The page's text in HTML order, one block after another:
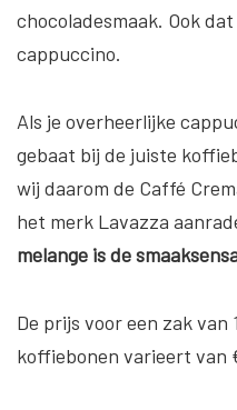
chocoladesmaak. Ook
cappuccino.
Als je overheerlijke
gebaat bij de juiste
wij daarom de Caffé
het merk Lavazza
melange is de
De prijs voor een zak van
koffiebonen varieert van